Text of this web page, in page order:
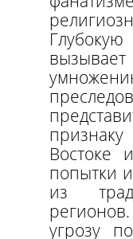
Востоке
попытки
из
угрозу